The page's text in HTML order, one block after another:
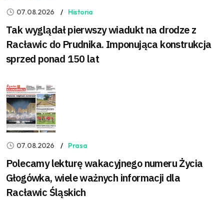
07.08.2026 Historia
Tak wyglądał pierwszy wiadukt na drodze z
Racławic do Prudnika. Imponująca konstrukcja
sprzed ponad 150 lat
07.08.2026 Prasa
Polecamy lekturę wakacyjnego numeru Życia
Głogówka, wiele ważnych informacji dla
Racławic Śląskich